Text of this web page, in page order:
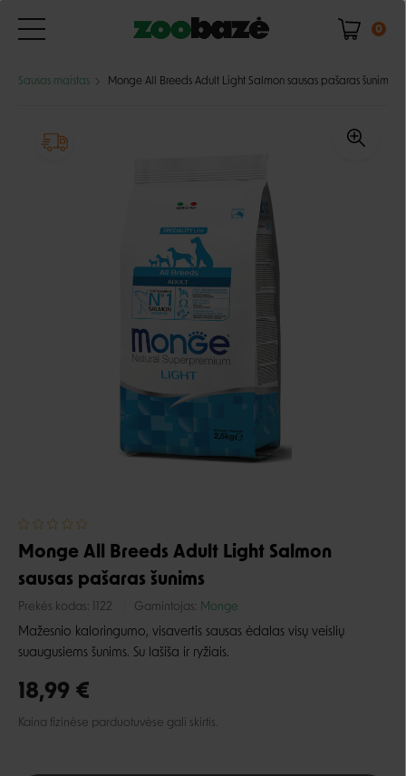
0
Sausas maistas Monge All Breeds Adult Light Salmon sausas pašaras šunims
Monge All Breeds Adult Light Salmon
sausas pašaras šunims
Prekės kodas: 1122 Gamintojas: Monge
Mažesnio kaloringumo, visavertis sausas ėdalas visų veislių
suaugusiems šunims. Su lašiša ir ryžiais.
18,99 €
Kaina fizinėse parduotuvėse gali skirtis.